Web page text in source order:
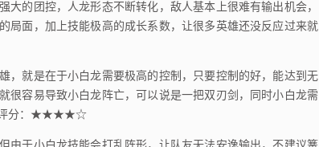
的团控，人龙形态不断转化，敌人基本上很难有输出机会，
局面，加上技能极高的成长系数，让很多英雄还没反应过来就
就是在于小白龙需要极高的控制，只要控制的好，能达到无
很容易导致小白龙阵亡，可以说是一把双刃剑，同时小白龙需
关评分：★★★★☆